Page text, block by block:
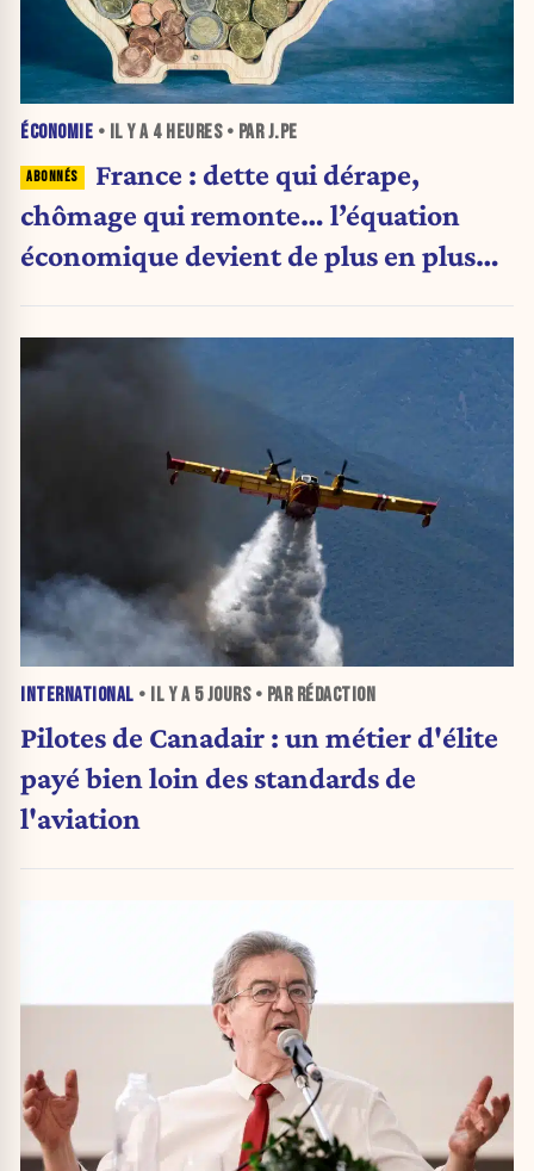
ÉCONOMIE • IL Y A 4 HEURES• PAR J.PE
France : dette qui dérape,
chômage qui remonte… l’équation
économique devient de plus en plus
INTERNATIONAL • IL Y A 5 JOURS• PAR RÉDACTION
Pilotes de Canadair : un métier d'élite
payé bien loin des standards de
l'aviation